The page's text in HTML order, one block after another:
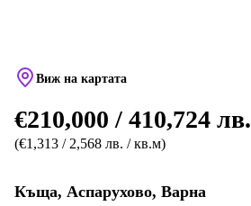
Виж на картата
€210,000 / 410,724 лв.
(€1,313 / 2,568 лв. / кв.м)
Къща, Аспарухово, Варна